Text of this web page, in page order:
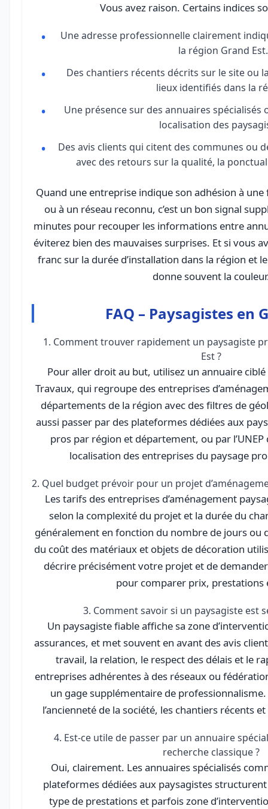
Vous avez raison. Certains indices
Une adresse professionnelle clairement
la région Grand Est.
Des chantiers récents décrits sur le site ou
lieux identifiés dans la
Une présence sur des annuaires spécialisés
localisation des
Des avis clients qui citent des communes ou
avec des retours sur la qualité, la
Quand une entreprise indique son adhésion à
ou à un réseau reconnu, c’est un bon signal
minutes pour recouper les informations entre
éviterez bien des mauvaises surprises. Et si vous
franc sur la durée d’installation dans la région et
donne souvent la
FAQ – Paysagistes en
1. Comment trouver rapidement un paysagiste
Est ?
Pour aller droit au but, utilisez un annuaire
Travaux, qui regroupe des entreprises
départements de la région avec des filtres de
aussi passer par des plateformes dédiées aux
pros par région et département, ou par
localisation des entreprises du paysage
2. Quel budget prévoir pour un projet
Les tarifs des entreprises d’aménagement
selon la complexité du projet et la durée du
généralement en fonction du nombre de jours ou
du coût des matériaux et objets de décoration
décrire précisément votre projet et de
pour comparer prix, prestations
3. Comment savoir si un paysagiste est
Un paysagiste fiable affiche sa zone
assurances, et met souvent en avant des avis
travail, la relation, le respect des délais et le
entreprises adhérentes à des réseaux ou
un gage supplémentaire de professionnalisme.
l’ancienneté de la société, les chantiers récents
4. Est-ce utile de passer par un annuaire
recherche classique ?
Oui, clairement. Les annuaires spécialisés
plateformes dédiées aux paysagistes
type de prestations et parfois zone